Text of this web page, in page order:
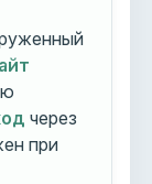
через
при